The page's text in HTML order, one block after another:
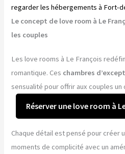
regarder les hébergements à Fort-
Le concept de love room à Le
les couples
Les love rooms à Le François
romantique. Ces chambres
sensualité pour offrir aux couples
Réserver une love room à
Chaque détail est pensé pour créer
moments de complicité avec un